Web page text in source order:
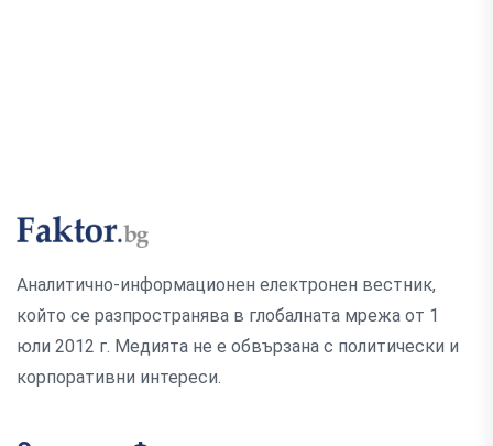
Аналитично-информационен електронен вестник,
който се разпространява в глобалната мрежа от 1
юли 2012 г. Медията не е обвързана с политически и
корпоративни интереси.